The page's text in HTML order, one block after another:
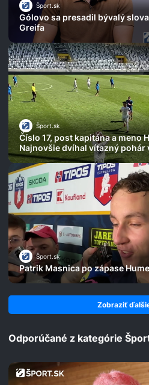
Šport.sk
Gólovo sa presadil bývalý
Greifa
Šport.sk
Číslo 17, post kapitána a meno
Najnovšie dvíhal víťazný pohár
Šport.sk
Patrik Masnica po zápase
Zobraziť
Odporúčané z kategórie